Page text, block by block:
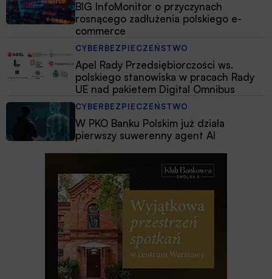
BIG InfoMonitor o przyczynach
rosnącego zadłużenia polskiego e-
commerce
CYBERBEZPIECZEŃSTWO
Apel Rady Przedsiębiorczości ws.
polskiego stanowiska w pracach Rady
UE nad pakietem Digital Omnibus
CYBERBEZPIECZEŃSTWO
W PKO Banku Polskim już działa
pierwszy suwerenny agent AI